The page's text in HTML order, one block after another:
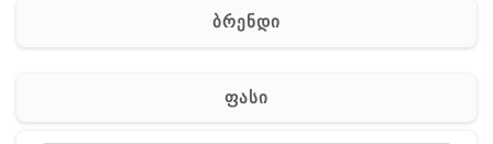
აქსესუარები
Off-Road
ბრენდი
ფასი